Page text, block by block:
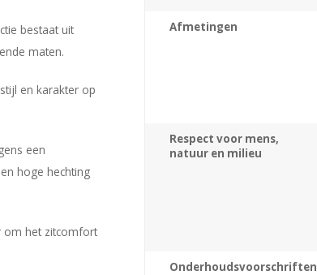
bestaat uit
maten.
en karakter op
een
hoge hechting
om het zitcomfort
Afmetingen
Respect voor mens,
natuur en milieu
Onderhoudsvoorschriften